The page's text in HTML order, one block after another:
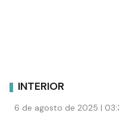
INTERIOR
6 de agosto de 2025 |